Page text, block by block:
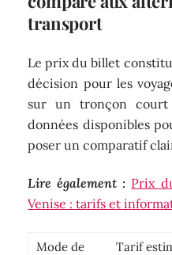
transport
Le prix du billet
décision pour les
sur un tronçon court
données disponibles
poser un comparatif
Lire également : Prix
Venise : tarifs et
Mode de
Tarif